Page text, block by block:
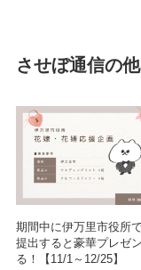
させぼ通信の
期間中に伊万里市役所
提出すると豪華プレゼ
る！【11/1～12/25】